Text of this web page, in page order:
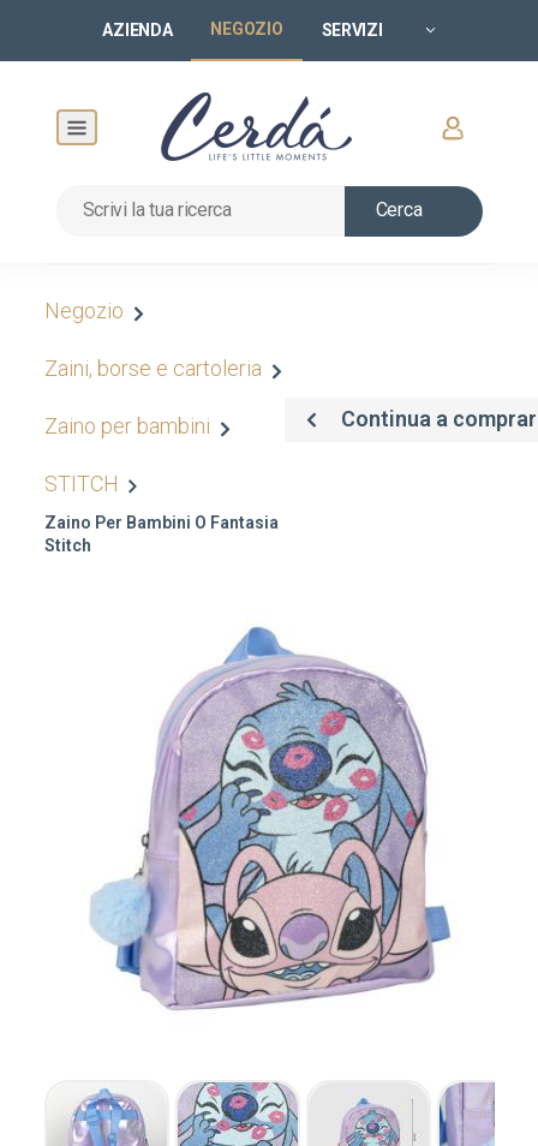
AZIENDA NEGOZIO SERVIZI
Cerca
Negozio
Zaini, borse e cartoleria
Zaino per bambini
STITCH
Zaino Per Bambini O Fantasia
Stitch
Continua a